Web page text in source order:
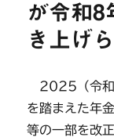
が令和8
き上げ
2025（令和
を踏まえた年
等の一部を改